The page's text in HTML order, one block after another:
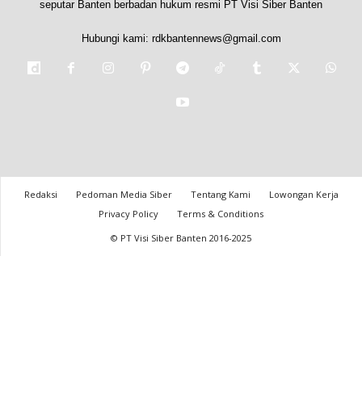
seputar Banten berbadan hukum resmi PT Visi Siber Banten
Hubungi kami: rdkbantennews@gmail.com
Redaksi Pedoman Media Siber Tentang Kami
Lowongan Kerja
Privacy Policy
Terms & Conditions
© PT Visi Siber Banten 2016-2025